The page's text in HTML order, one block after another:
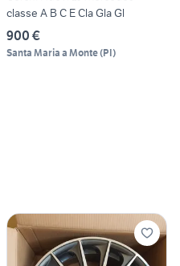
classe A B C E Cla Gla Gl
900 €
Santa Maria a Monte(PI)